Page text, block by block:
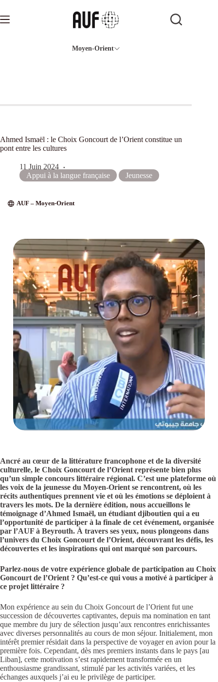
contenu
Moyen-Orient
Ahmed Ismaël : le Choix Goncourt de l’Orient constitue un
pont entre les cultures
11 Juin 2024
Appui à la langue française
Jeunesse
AUF – Moyen-Orient
Ancré au cœur de la littérature francophone et de la diversité
culturelle, le Choix Goncourt de l’Orient représente bien plus
qu’un simple concours littéraire régional. C’est une plateforme où
les voix de la jeunesse du Moyen-Orient se rencontrent, où les
récits authentiques prennent vie et où les émotions se déploient à
travers les mots. De la dernière édition, nous accueillons le
témoignage d’Ahmed Ismaël, un étudiant djiboutien qui a eu
l’opportunité de participer à la finale de cet événement, organisée
par l’AUF à Beyrouth. À travers ses yeux, nous plongeons dans
l’univers du Choix Goncourt de l’Orient, découvrant les défis, les
découvertes et les inspirations qui ont marqué son parcours.
Parlez-nous de votre expérience globale de participation au Choix
Goncourt de l’Orient ? Qu’est-ce qui vous a motivé à participer à
ce projet littéraire ?
Mon expérience au sein du Choix Goncourt de l’Orient fut une
succession de découvertes captivantes, depuis ma nomination en tant
que membre du jury de sélection jusqu’aux rencontres enrichissantes
avec diverses personnalités au cours de mon séjour. Initialement, mon
intérêt premier résidait dans la perspective de voyager en avion pour la
première fois. Cependant, dès mes premiers instants dans le pays [au
Liban], cette motivation s’est rapidement transformée en un
enthousiasme grandissant, stimulé par les activités variées, et les
échanges auxquels j’ai eu le privilège de participer.